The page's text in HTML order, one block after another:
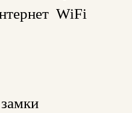
WiFi